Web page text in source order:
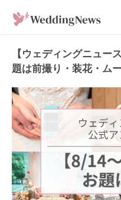
【ウェディングニュー
題は前撮り・装花・ム